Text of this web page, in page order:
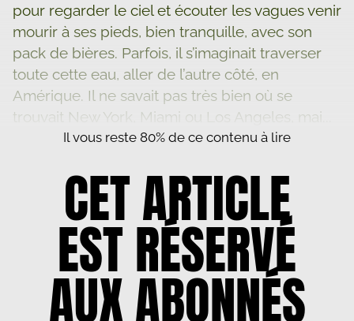
pour regarder le ciel et écouter les vagues venir
mourir à ses pieds, bien tranquille, avec son
pack de bières. Parfois, il s’imaginait traverser
toute cette eau, aller de l’autre côté, en
Amérique. Il ne savait pas très bien où se
trouvait New York, Miami ou Los Angeles, mai...
Il vous reste 80% de ce contenu à lire
CET ARTICLE
EST RÉSERVÉ
AUX ABONNÉS